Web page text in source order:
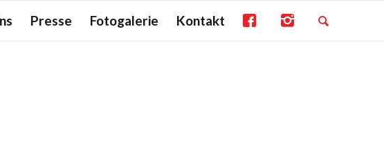
Presse Fotogalerie Kontakt